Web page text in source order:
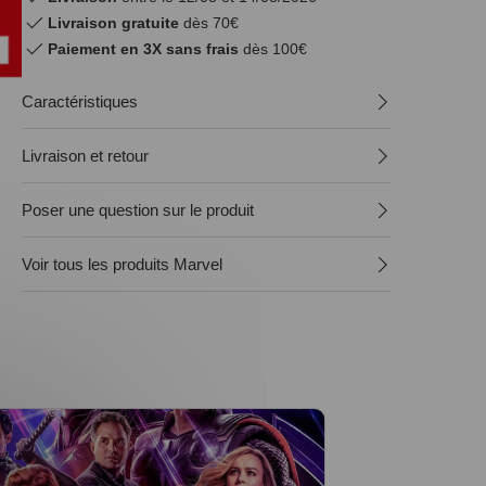
Livraison gratuite dès 70€
Paiement en 3X sans frais dès 100€
Caractéristiques
Livraison et retour
Poser une question sur le produit
Voir tous les produits Marvel